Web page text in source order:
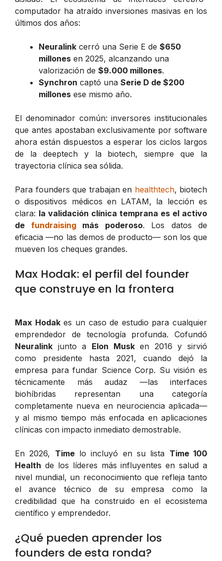
computador ha atraído inversiones masivas en los
últimos dos años:
Neuralink cerró una Serie E de $650
millones en 2025, alcanzando una
valorización de $9.000 millones.
Synchron captó una Serie D de $200
millones ese mismo año.
El denominador común: inversores institucionales
que antes apostaban exclusivamente por software
ahora están dispuestos a esperar los ciclos largos
de la deeptech y la biotech, siempre que la
trayectoria clínica sea sólida.
Para founders que trabajan en healthtech, biotech
o dispositivos médicos en LATAM, la lección es
clara: la validación clínica temprana es el activo
de fundraisingmás poderoso. Los datos de
eficacia —no las demos de producto— son los que
mueven los cheques grandes.
Max Hodak: el perfil del founder
que construye en la frontera
Max Hodakes un caso de estudio para cualquier
emprendedor de tecnología profunda. Cofundó
Neuralink junto a Elon Musken 2016 y sirvió
como presidente hasta 2021, cuando dejó la
empresa para fundar Science Corp. Su visión es
técnicamente más audaz —las interfaces
biohíbridas representan una categoría
completamente nueva en neurociencia aplicada—
y al mismo tiempo más enfocada en aplicaciones
clínicas con impacto inmediato demostrable.
En 2026, Timelo incluyó en su lista Time 100
Health de los líderes más influyentes en salud a
nivel mundial, un reconocimiento que refleja tanto
el avance técnico de su empresa como la
credibilidad que ha construido en el ecosistema
científico y emprendedor.
¿Qué pueden aprender los
founders de esta ronda?